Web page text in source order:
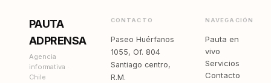
PAUTA
ADPRENSA
Agencia
informativa ·
Chile
CONTACTO
Paseo Huérfanos
1055, Of. 804
Santiago centro,
R.M.
NAVEGACIÓN
Pauta en
vivo
Servicios
Contacto